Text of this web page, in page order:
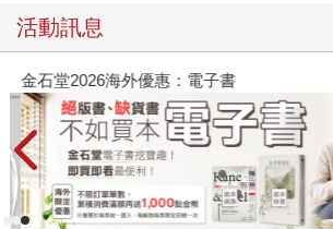
活動訊息
金石堂2026海外優惠：電子書